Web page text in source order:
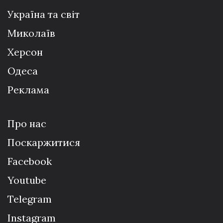
Україна та світ
Миколаїв
Херсон
Одеса
Реклама
Про нас
Поскаржитися
Facebook
Youtube
Telegram
Instagram